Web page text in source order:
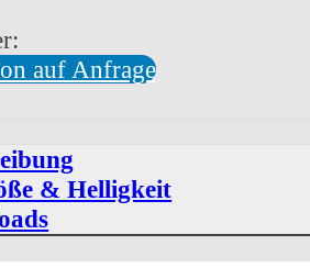
auf Anfrage
& Helligkeit